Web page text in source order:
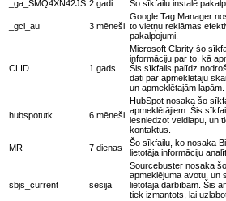
_ga_SMQ4XN42JS 2 gadi Šo sīkfailu instalē
_gcl_au 3 mēneši
Google Tag Manager
to vietņu reklāmas
pakalpojumi.
CLID 1 gads
Microsoft Clarity šo
informāciju par to, kā
Šis sīkfails palīdz
dati par apmeklētāju
un apmeklētajām lapām.
hubspotutk 6 mēneši
HubSpot nosaka šo
apmeklētājiem. Šis
iesniedzot veidlapu, un
kontaktus.
MR
7 dienas
Šo sīkfailu, ko nosaka
lietotāja informāciju
sbjs_current sesija
Sourcebuster nosaka
apmeklējuma avotu, un
lietotāja darbībām. Šis
tiek izmantots, lai